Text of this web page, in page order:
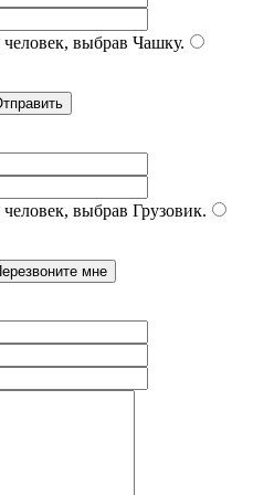
выбрав Чашку.
выбрав Грузовик.